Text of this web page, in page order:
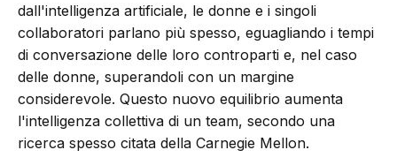
dall'intelligenza artificiale, le donne e i singoli
collaboratori parlano più spesso, eguagliando i tempi
di conversazione delle loro controparti e, nel caso
delle donne, superandoli con un margine
considerevole. Questo nuovo equilibrio aumenta
l'intelligenza collettiva di un team, secondo una
ricerca spesso citata della Carnegie Mellon.